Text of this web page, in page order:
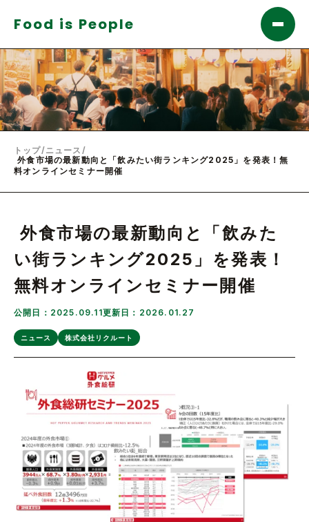
Food is People
トップ/ニュース /
外食市場の最新動向と「飲みたい街ランキング2025」を発表！無
料オンラインセミナー開催
外食市場の最新動向と「飲みた
い街ランキング2025」を発表！
無料オンラインセミナー開催
公開日：2025.09.11更新日：2026.01.27
ニュース 株式会社リクルート